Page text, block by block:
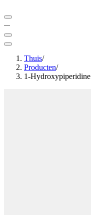
...
Thuis/
Producten/
1-Hydroxypiperidine